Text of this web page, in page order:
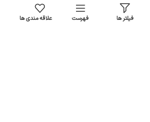
خودروها
فیلتر ها فهرست علاقه مندی ها